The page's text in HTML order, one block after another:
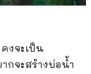
งจะเป็น
กจะสร้างบ่อน้ำ